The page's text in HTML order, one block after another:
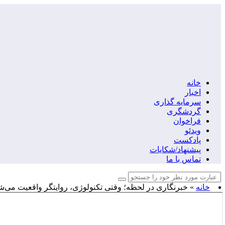
خانه
اخبار
سرمایه گذاری
گردشگری
فراخوان
ویدئو
پادکست
پیشنهاد/شکایات
تماس با ما
خانه » خبرنگاری در لحظه؛ وقتی تکنولوژی، روایتگر واقعیت